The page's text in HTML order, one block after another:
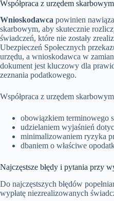
Współpraca z urzędem skarbowym
Wnioskodawca powinien
skarbowym, aby skutecznie
świadczeń, które nie zostały
Ubezpieczeń Społecznych
urzędu, a wnioskodawca w
dokument jest kluczowy dla
zeznania podatkowego.
Współpraca z urzędem
obowiązkiem terminowego
udzielaniem wyjaśnień
minimalizowaniem ryzyka
dbaniem o właściwe
Najczęstsze błędy i pytania przy
Do najczęstszych błędów
wypłatę niezrealizowanych